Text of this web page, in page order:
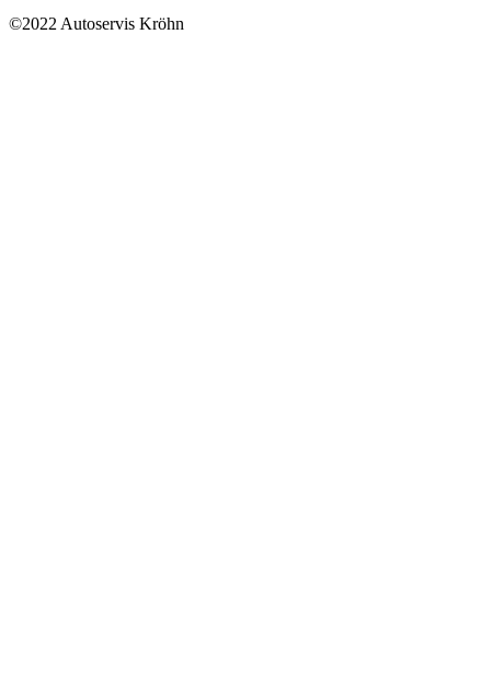
©2022 Autoservis Kröhn